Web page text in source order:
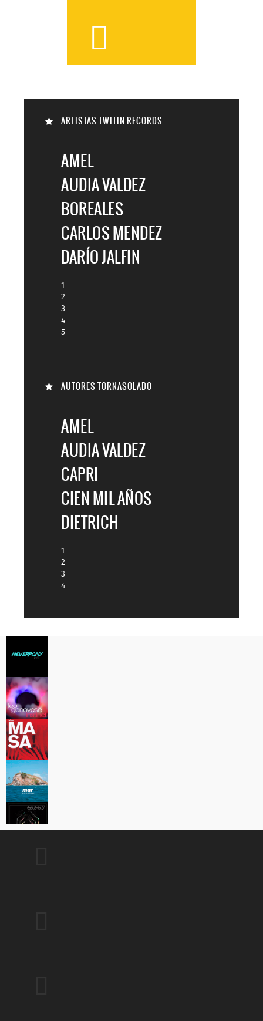



ARTISTAS TWITIN RECORDS
AMEL
AUDIA VALDEZ
BOREALES
CARLOS MENDEZ
DARÍO JALFIN
1
2
3
4
5
AUTORES TORNASOLADO
AMEL
AUDIA VALDEZ
CAPRI
CIEN MIL AÑOS
DIETRICH
1
2
3
4